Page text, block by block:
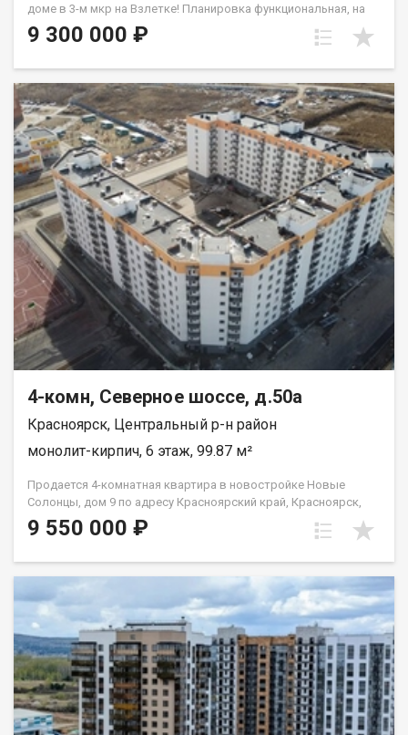
доме в 3-м мкр на Взлетке! Планировка функциональная, на
противоположные стороны, комнаты изолированы.
Комфортный 5-й этаж. Особенности: состояние жилое, на полу
шаговой доступности (не переходя дорогу) 2 детских сада,
средняя школа № 149. Район с развитой инфраструктурой,
удобной транспортной развязкой. Организую показ в удобное
для Вас время. Бесплатная консультация ипотечного брокера.
Скидка нашим клиентам по ипотечной ставке. Гарантия
безопасной сделки. Звоните!
9 300 000 ₽
4-комн, Северное шоссе, д.50а
Красноярск, Центральный р-н район
монолит-кирпич, 6 этаж, 99.87 м²
Продается 4-комнатная квартира в новостройке Новые
Солонцы, дом 9 по адресу Красноярский край, Красноярск,
Центральный район, Северное шоссе, д. 50а. Малая
этажность. Класс жилья-комфорт. Общая площадь квартиры
игровые и спортивные площадки для детей и взрослых. Для
автомобилистов предусмотрено размещение открытых
автопарковок рядом с домом. Удобная развязка: до ТРЦ
«Планета» - 5 минут. Квартира подходит под любой расчёт.
9 550 000 ₽